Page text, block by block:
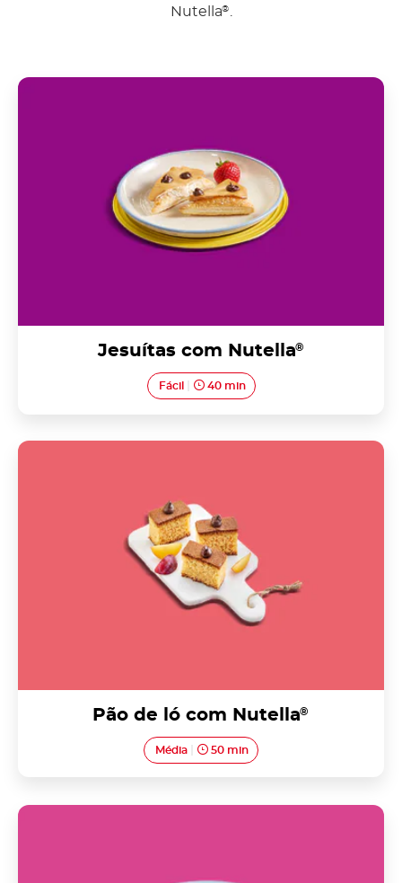
Nutella®
Jesuítas com Nutella®
Fácil 40 min
Pão de ló com Nutella®
Média 50 min